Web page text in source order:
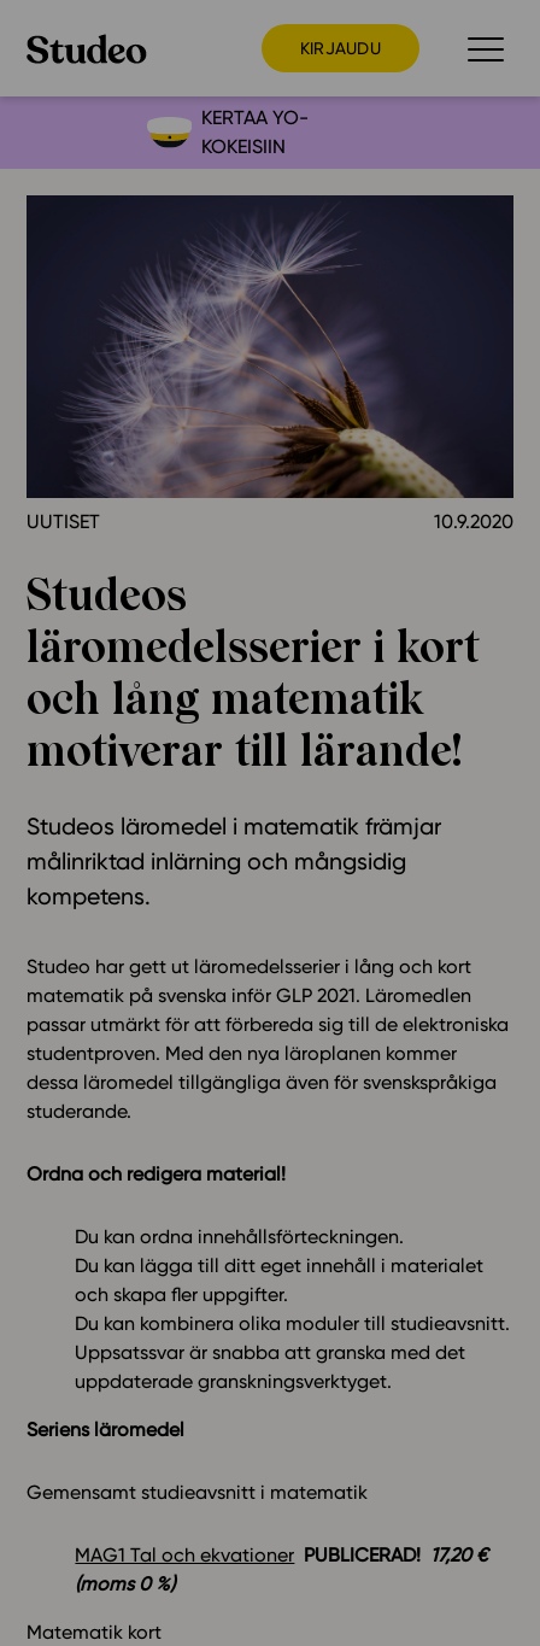
KIRJAUDU
Preppaaja
Kokeilutarjous
Ainstain
Alakoulu
Yläkoulu
Lukio
Ominaisuudet
Tapahtumakalenteri
Webinaari­tallenteet
Yhteisö
Suosittelut
Ohjekeskus
Tiimi
Tietoa meistä
Eettiset periaatteet tekoälyn käyttöön
Tilaa uutiskirje
Ota yhteyttä
KERTAA YO-
KOKEISIIN
UUTISET 10.9.2020
Studeos
läromedelsserier i kort
och lång matematik
motiverar till lärande!
Studeos läromedel i matematik främjar
målinriktad inlärning och mångsidig
kompetens.
Studeo har gett ut läromedelsserier i lång och kort
matematik på svenska inför GLP 2021. Läromedlen
passar utmärkt för att förbereda sig till de elektroniska
studentproven. Med den nya läroplanen kommer
dessa läromedel tillgängliga även för svenskspråkiga
studerande.
Ordna och redigera material!
Du kan ordna innehållsförteckningen.
Du kan lägga till ditt eget innehåll i materialet
och skapa fler uppgifter.
Du kan kombinera olika moduler till studieavsnitt.
Uppsatssvar är snabba att granska med det
uppdaterade granskningsverktyget.
Seriens läromedel
Gemensamt studieavsnitt i matematik
MAG1 Tal och ekvationer PUBLICERAD! 17,20 €
(moms 0 %)
Matematik kort